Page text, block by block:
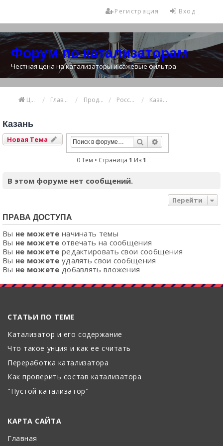
Вход
Регистрация
Форум по катализаторам
Честная цена на катализаторы и сажевые фильтра
Цена катализатора Главная Продажа и покупка катализаторов Россия Казань
Казань
Новая Тема Поиск
0 Тем • Страница 1 Из1
В этом форуме нет сообщений.
Перейти
ПРАВА ДОСТУПА
Вы не можете начинать темы
Вы не можете отвечать на сообщения
Вы не можете редактировать свои сообщения
Вы не можете удалять свои сообщения
Вы не можете добавлять вложения
СТАТЬИ ПО ТЕМЕ
Катализатор и его содержание
Что такое унция и как ее считать
Переработка катализатора
Как проверить состав катализатора
"Пустой катализатор"
КАРТА САЙТА
Главная